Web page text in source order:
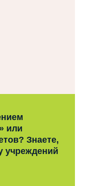
или
Знаете,
учреждений